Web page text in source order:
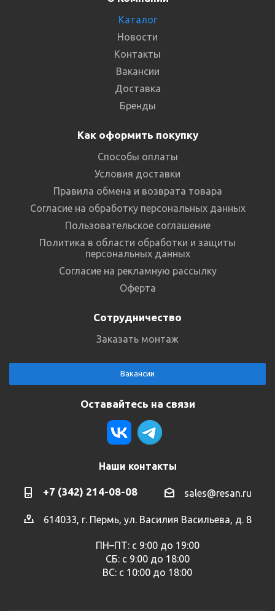
Каталог
Новости
Контакты
Вакансии
Доставка
Бренды
Как оформить покупку
Способы оплаты
Условия доставки
Правила обмена и возврата товара
Согласие на обработку персональных данных
Пользовательское соглашение
Политика в области обработки и защиты
персональных данных
Согласие на рекламную рассылку
Оферта
Сотрудничество
Заказать монтаж
Вакансии
Оставайтесь на связи
Наши контакты
+7 (342) 214-08-08 sales@resan.ru
614033, г. Пермь, ул. Василия Васильева, д. 8
ПН–ПТ: с 9:00 до 19:00
СБ: с 9:00 до 18:00
ВС: с 10:00 до 18:00